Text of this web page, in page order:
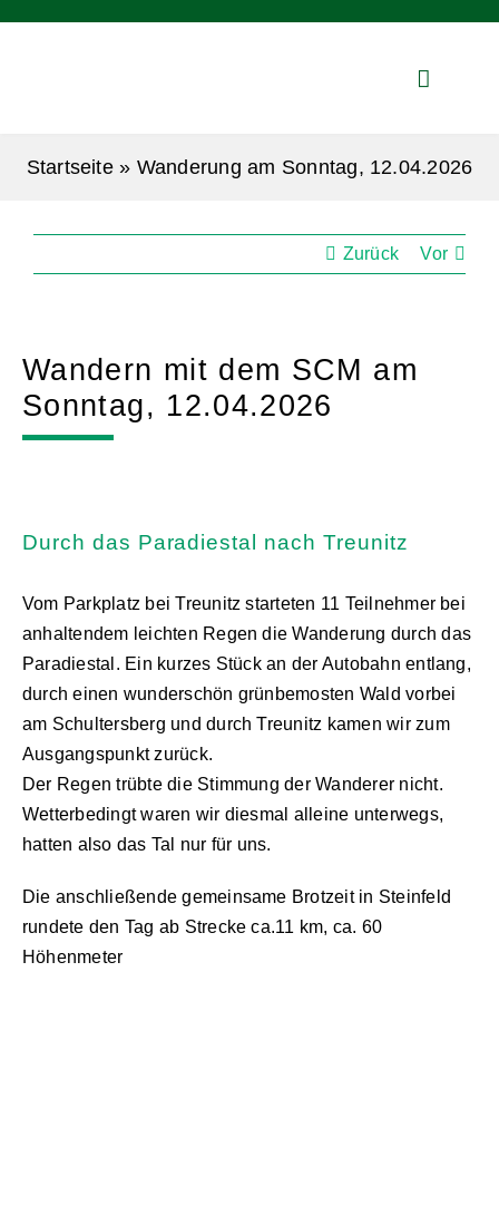
Startseite» Wanderung am Sonntag, 12.04.2026
Zurück Vor
Wandern mit dem SCM am
Sonntag, 12.04.2026
Durch das Paradiestal nach Treunitz
Vom Parkplatz bei Treunitz starteten 11 Teilnehmer bei
anhaltendem leichten Regen die Wanderung durch das
Paradiestal. Ein kurzes Stück an der Autobahn entlang,
durch einen wunderschön grünbemosten Wald vorbei
am Schultersberg und durch Treunitz kamen wir zum
Ausgangspunkt zurück.
Der Regen trübte die Stimmung der Wanderer nicht.
Wetterbedingt waren wir diesmal alleine unterwegs,
hatten also das Tal nur für uns.
Die anschließende gemeinsame Brotzeit in Steinfeld
rundete den Tag ab Strecke ca.11 km, ca. 60
Höhenmeter